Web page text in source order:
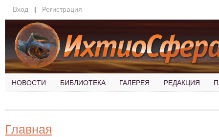
Вход | Регистрация
НОВОСТИ БИБЛИОТЕКА ГАЛЕРЕЯ РЕДАКЦИЯ
Главная